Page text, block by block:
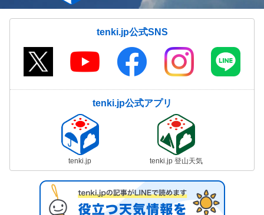
tenki.jp公式SNS
tenki.jp公式アプリ
tenki.jp tenki.jp 登山天気